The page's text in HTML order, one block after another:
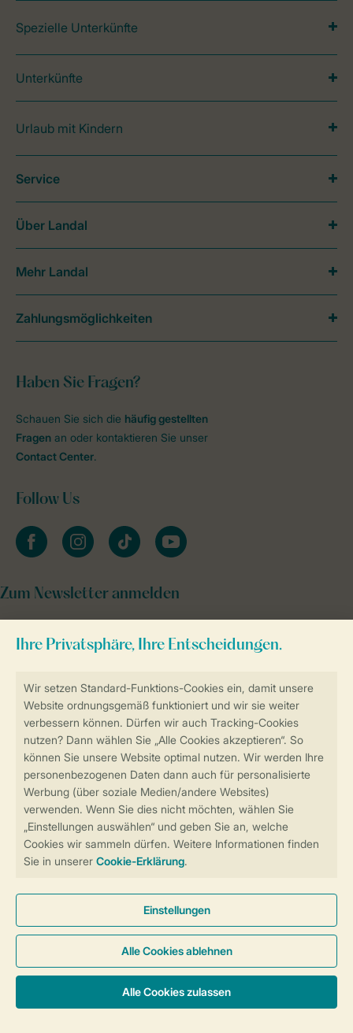
Sicherstellung Deiner Privatsphäre
Sicher und schnell zur Online-Buchung
Sichere Datenübertragung
Sicheres Bezahlen
Spezielle Unterkünfte
Unterkünfte
Urlaub mit Kindern
Haben Sie Fragen?
Schauen Sie sich die häufig gestellten
Fragen an oder kontaktieren Sie unser
Contact Center.
Follow Us
facebookinstagramtiktok youtube
Zum Newsletter anmelden
Service
Über Landal
Mehr Landal
Zahlungsmöglichkeiten
Cookies und Banner
Barrierefreiheit
© 2026 Landal GreenParks GmbH